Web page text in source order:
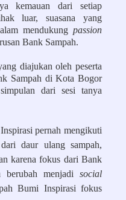
kemauan dari setiap
luar, suasana yang
mendukung passion
Bank Sampah.
diajukan oleh peserta
Sampah di Kota Bogor
dari sesi tanya
pernah mengikuti
daur ulang sampah,
karena fokus dari Bank
berubah menjadi social
Bumi Inspirasi fokus